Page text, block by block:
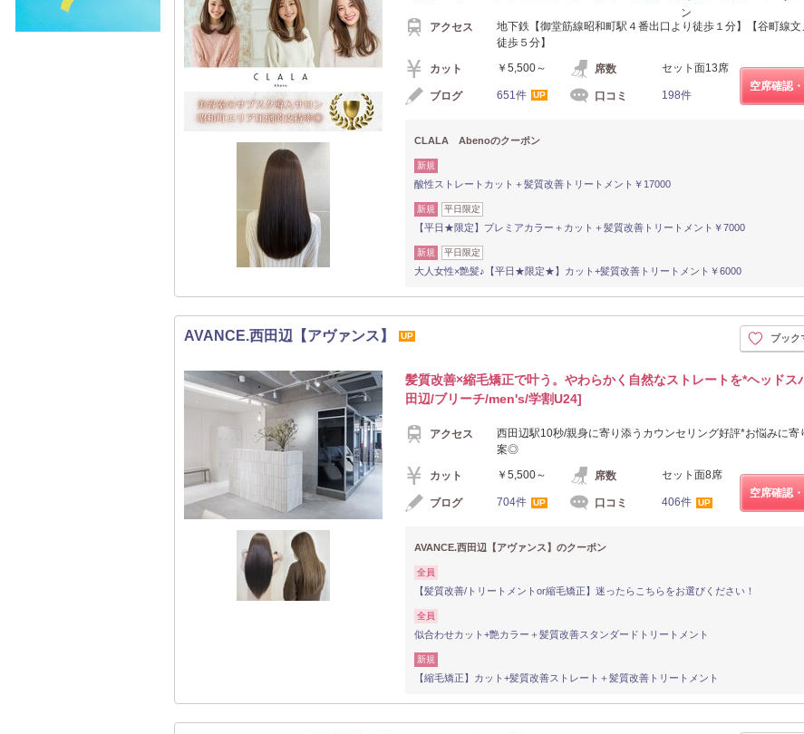
アクセス
地下鉄【御堂筋線昭和町駅４番出口より徒歩１分】【谷町線文
徒歩５分】
カット ￥5,500～ 席数 セット面13席
ブログ 651件 UP 口コミ 198件
空席確認
CLALA Abenoのクーポン
新規
酸性ストレートカット＋髪質改善トリートメント￥17000
新規 平日限定
【平日★限定】プレミアカラー＋カット＋髪質改善トリートメント￥7000
新規 平日限定
大人女性×艶髪♪【平日★限定★】カット+髪質改善トリートメント￥6000
AVANCE.西田辺【アヴァンス】 UP ブック
髪質改善×縮毛矯正で叶う。やわらかく自然なストレートを*ヘッド
田辺/ブリーチ/men's/学割U24]
アクセス
西田辺駅10秒/親身に寄り添うカウンセリング好評*お悩みに寄
案◎
カット ￥5,500～ 席数 セット面8席
ブログ 704件 UP 口コミ 406件 UP
空席確認
AVANCE.西田辺【アヴァンス】のクーポン
全員
【髪質改善/トリートメントor縮毛矯正】迷ったらこちらをお選びください！
全員
似合わせカット+艶カラー＋髪質改善スタンダードトリートメント
新規
【縮毛矯正】カット+髪質改善ストレート＋髪質改善トリートメント